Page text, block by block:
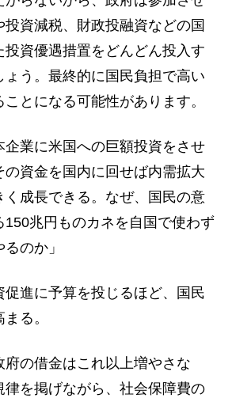
投資減税、財政投融資などの国
投資優遇措置をどんどん投入す
ょう。最終的に国民負担で高い
とになる可能性があります。
業に米国への巨額投資をさせ
の資金を国内に回せば内需拡大
く成長できる。なぜ、国民の意
150兆円ものカネを自国で使わず
のか」
進に予算を投じるほど、国民
る。
府の借金はこれ以上増やさな
律を掲げながら、社会保障費の